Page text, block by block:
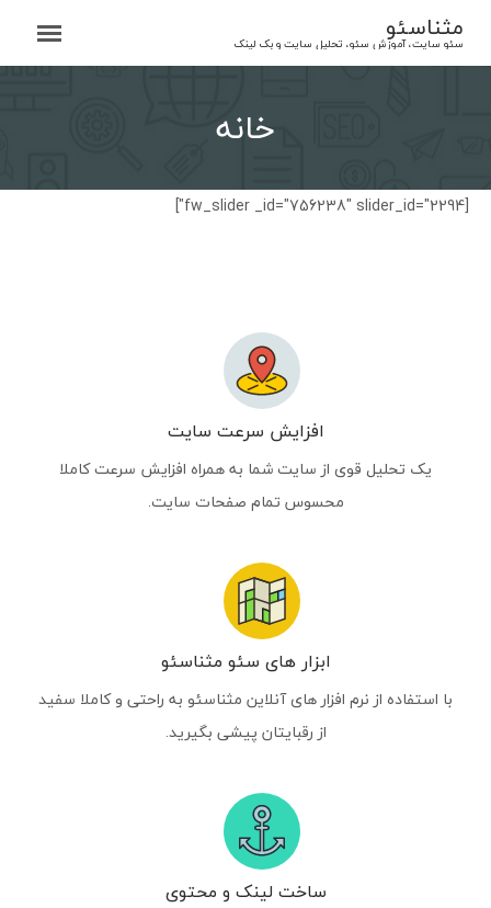
content
مثناسئو
سئو سایت، آموزش سئو، تحلیل سایت و بک لینک
خانه
[fw_slider _id="756238" slider_id="2294"]
افزایش سرعت سایت
یک تحلیل قوی از سایت شما به همراه افزایش سرعت کاملا
محسوس تمام صفحات سایت.
ابزار های سئو مثناسئو
با استفاده از نرم افزار های آنلاین مثناسئو به راحتی و کاملا سفید
از رقبایتان پیشی بگیرید.
ساخت لینک و محتوی